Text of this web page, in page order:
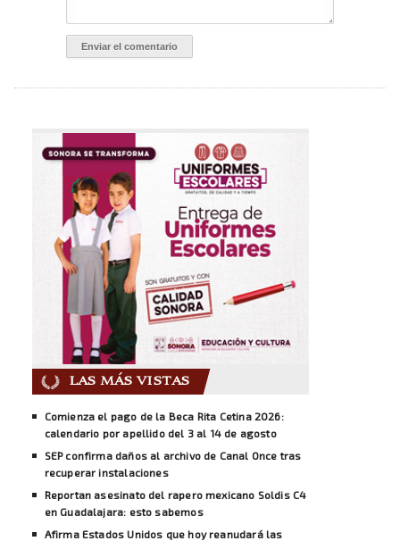
LAS MÁS VISTAS
Comienza el pago de la Beca Rita Cetina 2026:
calendario por apellido del 3 al 14 de agosto
SEP confirma daños al archivo de Canal Once tras
recuperar instalaciones
Reportan asesinato del rapero mexicano Soldis C4
en Guadalajara: esto sabemos
Afirma Estados Unidos que hoy reanudará las